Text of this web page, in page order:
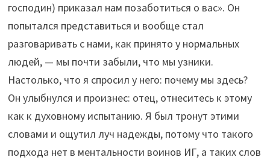
господин) приказал нам позаботиться о вас». Он
попытался представиться и вообще стал
разговаривать с нами, как принято у нормальных
людей, — мы почти забыли, что мы узники.
Настолько, что я спросил у него: почему мы здесь?
Он улыбнулся и произнес: отец, отнеситесь к этому
как к духовному испытанию. Я был тронут этими
словами и ощутил луч надежды, потому что такого
подхода нет в ментальности воинов ИГ, а таких слов